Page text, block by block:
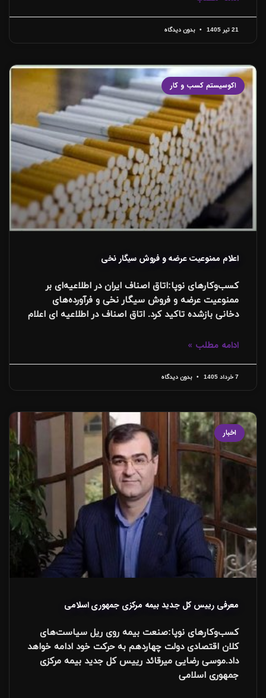
21 تیر 1405 بدون دیدگاه
اکوسیستم کسب و کار
اعلام ممنوعیت عرضه و فروش سیگار نخی
کسب‌وکارهای نوپا:اتاق اصناف ایران در اطلاعیه‌ای بر
ممنوعیت عرضه و فروش سیگار نخی و فرآورده‌های
دخانی بازشده تاکید کرد. اتاق اصناف در اطلاعیه ای اعلام
ادامه مطلب »
7 خرداد 1405 بدون دیدگاه
اخبار
معرفی رییس کل جدید بیمه‌ مرکزی جمهوری اسلامی
کسب‌وکارهای نوپا:صنعت بیمه روی ریل سیاست‌های
کلان اقتصادی دولت چهاردهم به حرکت خود ادامه خواهد
داد.موسی رضایی میرقائد رییس کل جدید بیمه‌ مرکزی
جمهوری اسلامی